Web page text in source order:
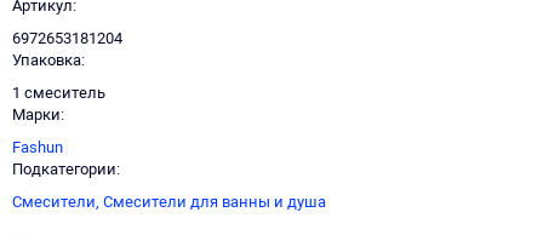
Артикул
6972653181204
Упаковка
1 смеситель
Марки
Fashun
Подкатегории
Смесители, Смесители для ванны и душа